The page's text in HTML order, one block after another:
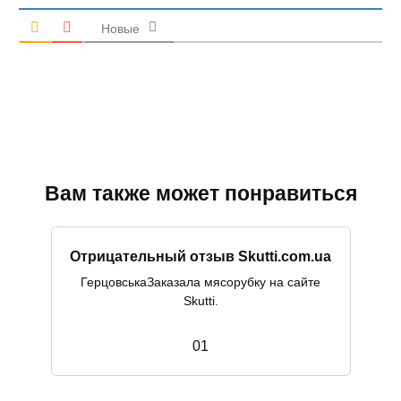
Новые
Вам также может понравиться
Отрицательный отзыв Skutti.com.ua
ГерцовськаЗаказала мясорубку на сайте
Skutti.
01